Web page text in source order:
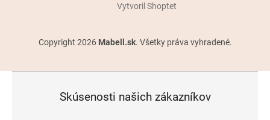
Vytvoril Shoptet
Copyright 2026 Mabell.sk. Všetky práva vyhradené.
Skúsenosti našich zákazníkov